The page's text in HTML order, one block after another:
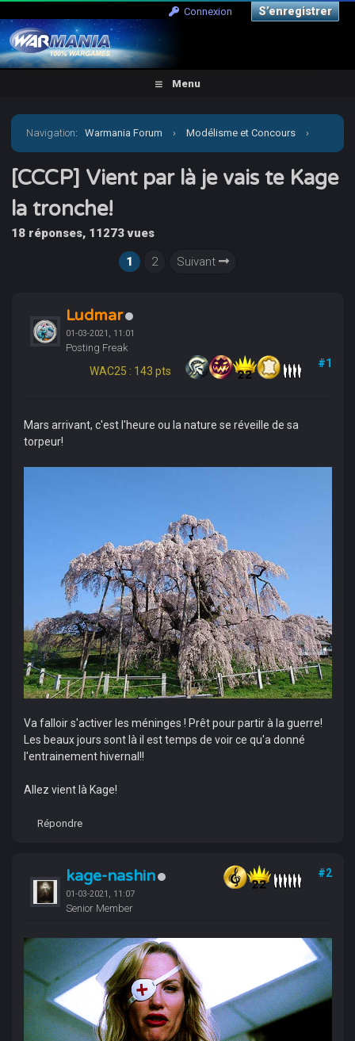
Connexion S’enregistrer
Menu
Navigation:Warmania Forum › Modélisme et Concours ›
Concours & défis › [CCCP] Vient par là je vais te Kage la
tronche!
[CCCP] Vient par là je vais te Kage
la tronche!
18 réponses, 11273 vues
1
2 Suivant
Ludmar
01-03-2021, 11:01
Posting Freak
WAC25 : 143 pts
#1
Mars arrivant, c'est l'heure ou la nature se réveille de sa
torpeur!
Va falloir s'activer les méninges ! Prêt pour partir à la guerre!
Les beaux jours sont là il est temps de voir ce qu'a donné
l'entrainement hivernal!!
Allez vient là Kage!
Répondre
kage-nashin
01-03-2021, 11:07
Senior Member
#2